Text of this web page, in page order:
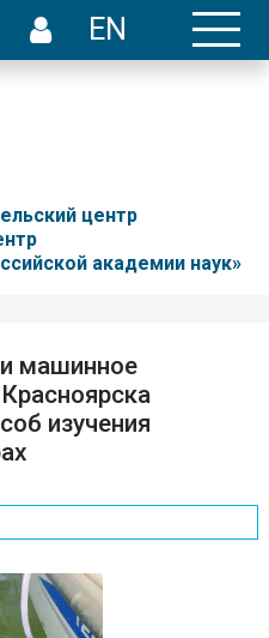
EN
центр
академии наук»
машинное
изучения